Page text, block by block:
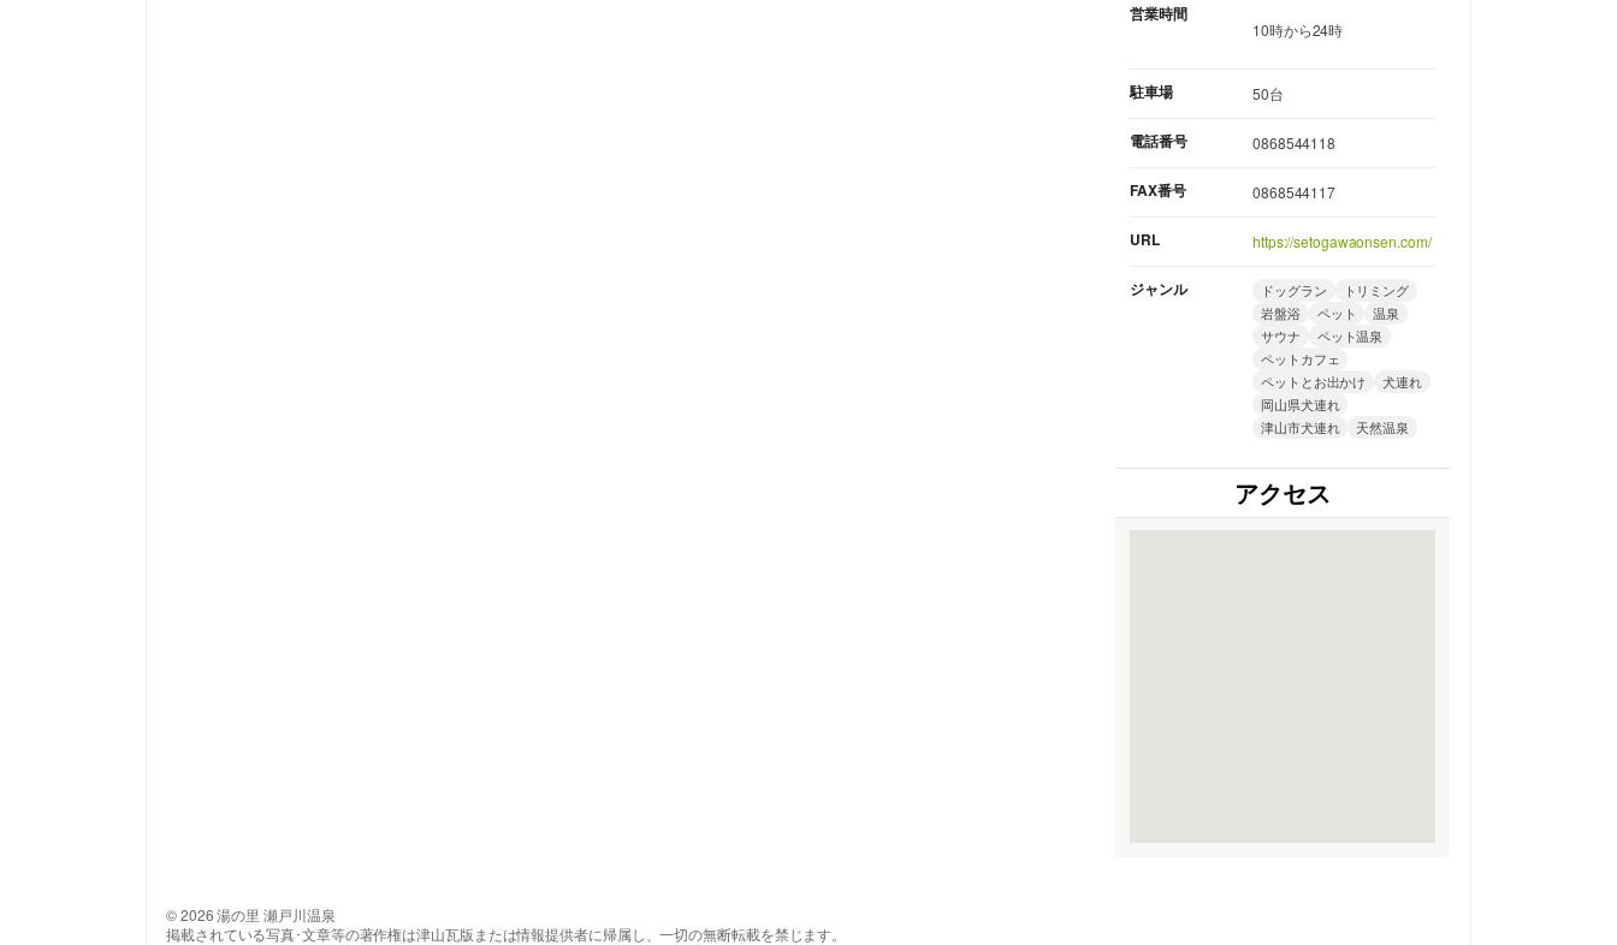
営業時間
10時から24時
駐車場 50台
電話番号 0868544118
FAX番号 0868544117
URL https://setogawaonsen.com/
ジャンル ドッグラン
トリミング
岩盤浴
ペット
温泉
サウナ
ペット温泉
ペットカフェ
ペットとお出かけ
犬連れ
岡山県犬連れ
津山市犬連れ
天然温泉
アクセス
© 2026 湯の里 瀬戸川温泉
掲載されている写真･文章等の著作権は津山瓦版または情報提供者に帰属し、一切の無断転載を禁じます。